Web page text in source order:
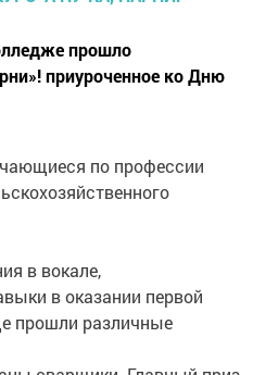
прошло
приуроченное ко Дню
по профессии
в вокале,
в оказании первой
прошли различные